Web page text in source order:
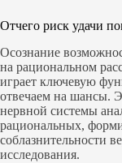
Отчего риск удачи
Осознание
на рациональном
играет ключевую
отвечаем на шансы.
нервной системы
рациональных,
соблазнительности
исследования.